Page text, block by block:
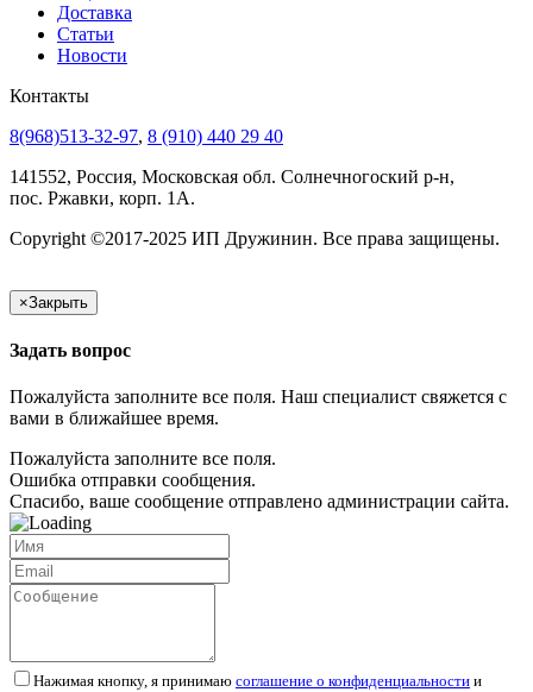
Доставка
Статьи
Новости
Контакты
8(968)513-32-97, 8 (910) 440 29 40
141552, Россия, Московская обл. Солнечногоский р-н,
пос. Ржавки, корп. 1А.
Copyright ©2017-2025 ИП Дружинин. Все права защищены.
×Закрыть
Задать вопрос
Пожалуйста заполните все поля. Наш специалист свяжется с
вами в ближайшее время.
Пожалуйста заполните все поля.
Ошибка отправки сообщения.
Спасибо, ваше сообщение отправлено администрации сайта.
Нажимая кнопку, я принимаю соглашение о конфиденциальности и